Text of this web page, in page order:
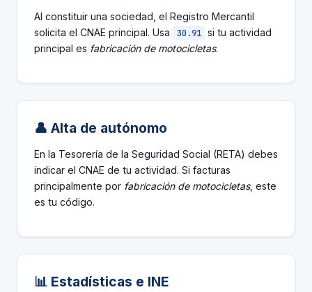
Al constituir una sociedad, el Registro Mercantil
solicita el CNAE principal. Usa
30.91 si tu actividad
principal es fabricación de motocicletas.
👤 Alta de autónomo
En la Tesorería de la Seguridad Social (RETA) debes
indicar el CNAE de tu actividad. Si facturas
principalmente por fabricación de motocicletas, este
es tu código.
📊 Estadísticas e INE